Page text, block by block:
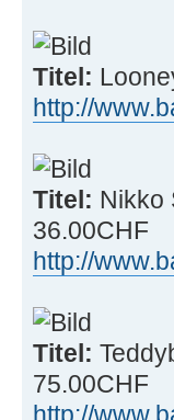
Titel:
http://
Titel: Nikko
36.00CHF
http://
Titel:
75.00CHF
http://